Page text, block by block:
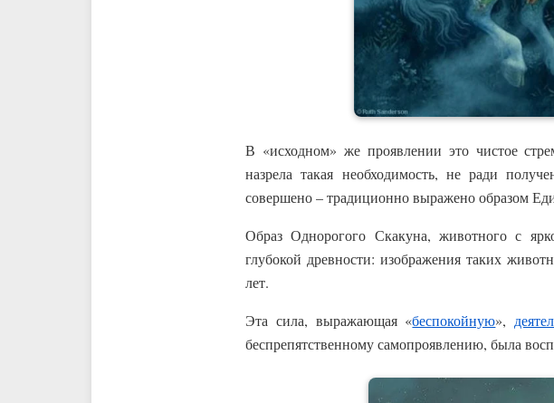
В «исходном» же проявлении это чистое
назрела такая необходимость, не ради
совершено – традиционно выражено образом
Образ Однорогого Скакуна, животного с
глубокой древности: изображения таких
лет.
Эта сила, выражающая «беспокойную»,
беспрепятственному самопроявлению, была